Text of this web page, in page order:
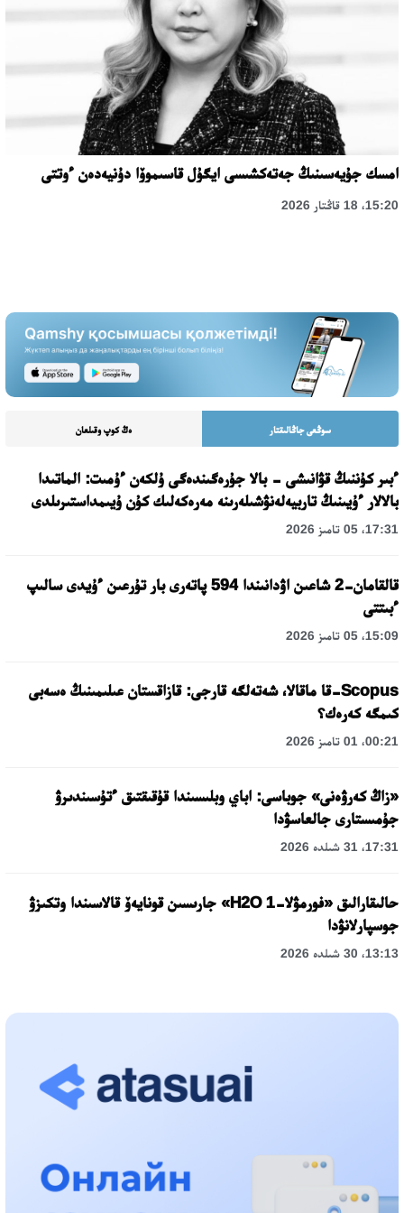
امسك جۇيەسىنىڭ جەتەكشىسى ايگۇل قاسىموۆا دۇنيەدەن ءوتتى
15:20، 18 قاڭتار 2026
سوڭعى جاڭالىقتار ەڭ كوپ وقىلعان
ءبىر كۇننىڭ قۋانىشى - بالا جۇرەگىندەگى ۇلكەن ءۇمىت: الماتىدا
بالالار ءۇيىنىڭ تاربيەلەنۋشىلەرىنە مەرەكەلىك كۇن ۇيىمداستىرىلدى
17:31، 05 تامىز 2026
قالقامان-2 شاعىن اۋدانىندا 594 پاتەرى بار تۇرعىن ءۇيدى سالىپ
ءبىتتى
15:09، 05 تامىز 2026
Scopus-قا ماقالا، شەتەلگە قارجى: قازاقستان عىلىمىنىڭ ەسەبى
كىمگە كەرەك؟
00:21، 01 تامىز 2026
«زاڭ كەرۋەنى» جوباسى: اباي وبلىسىندا قۇقىقتىق ءتۇسىندىرۋ
جۇمىستارى جالعاسۋدا
17:31، 31 شىلدە 2026
حالىقارالىق «فورمۋلا-1 H2O» جارىسىن قونايەۆ قالاسىندا وتكىزۋ
جوسپارلانۋدا
13:13، 30 شىلدە 2026
ابزال دوستيار: دۋمان مۇحامەتكارىمدى الماتى تۇرمەسىنە اۋىستىرۋى
وسكەنباي قۇلاتاي ۇلى: رۋحانياتقا قىزمەت ەتكەن قالامگەر